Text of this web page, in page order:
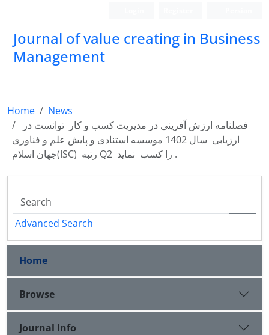
Journal of value creating in Business
Management
Home
News
ارزیابی سال 1402 موسسه استنادی و پایش علم و فناوری
جهان اسلام(ISC) رتبه Q2 را کسب نماید .
Advanced Search
Home
Browse
Journal Info